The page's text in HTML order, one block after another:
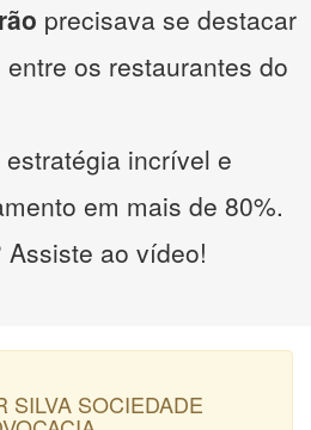
precisava se destacar
os restaurantes do
incrível e
em mais de 80%.
ao vídeo!
SILVA SOCIEDADE